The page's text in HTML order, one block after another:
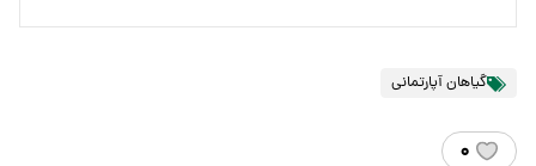
گیاهان آپارتمانی
۰